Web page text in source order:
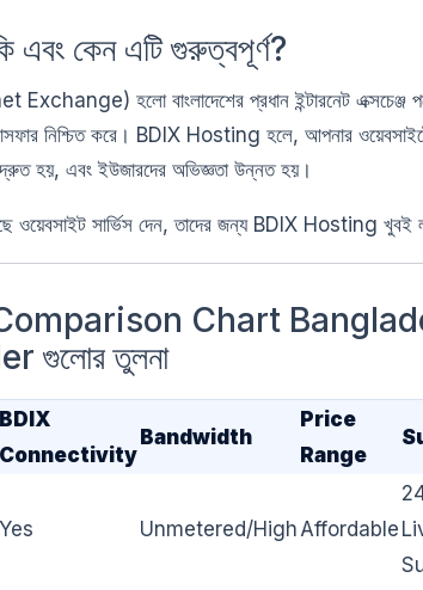
কেন এটি গুরুত্বপূর্ণ?
হলো বাংলাদেশের প্রধান ইন্টারনেট এক্সচেঞ্জ
নিশ্চিত করে। BDIX Hosting হলে, আপনার
দ্রুত হয়, এবং ইউজারদের অভিজ্ঞতা উন্নত হয়।
কাছে ওয়েবসাইট সার্ভিস দেন, তাদের জন্য BDIX Hosting
Chart
গুলোর তুলনা
BDIX
Connectivity
Bandwidth
Price
Range
Yes Unmetered/High Affordable